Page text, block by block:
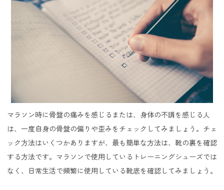
マラソン時に骨盤の痛みを感じるまたは、身体の不調を感じる人
は、一度自身の骨盤の偏りや歪みをチェックしてみましょう。チェ
ック方法はいくつかありますが、最も簡単な方法は、靴の裏を確認
する方法です。マラソンで使用しているトレーニングシューズでは
なく、日常生活で頻繁に使用している靴底を確認してみましょう。